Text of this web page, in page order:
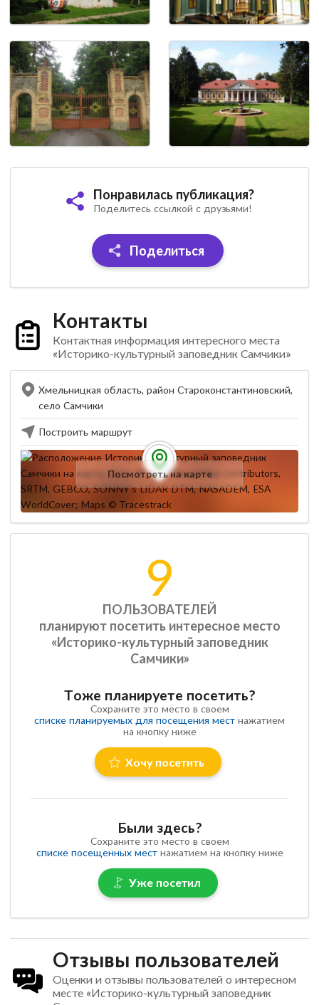
Понравилась публикация?
Поделитесь ссылкой с друзьями!
Поделиться
Контакты
Контактная информация интересного места
«Историко-культурный заповедник Самчики»
Хмельницкая область, район Староконстантиновский,
село Самчики
Построить маршрут
Посмотреть на карте
9
ПОЛЬЗОВАТЕЛЕЙ
планируют посетить интересное место
«Историко-культурный заповедник
Самчики»
Тоже планируете посетить?
Сохраните это место в своем
списке планируемых для посещения мест нажатием
на кнопку ниже
Хочу посетить
Были здесь?
Сохраните это место в своем
списке посещенных местнажатием на кнопку ниже
Уже посетил
Отзывы пользователей
Оценки и отзывы пользователей о интересном
месте «Историко-культурный заповедник